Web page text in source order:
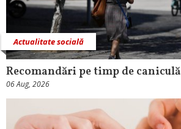
Actualitate socială
Recomandări pe timp de caniculă
06 Aug, 2026